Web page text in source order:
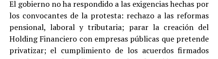
El gobierno no ha respondido a las exigencias hechas por
los convocantes de la protesta: rechazo a las reformas
pensional, laboral y tributaria; parar la creación del
Holding Financiero con empresas públicas que pretende
privatizar; el cumplimiento de los acuerdos firmados